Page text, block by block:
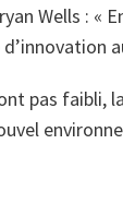
Wells : «
pas faibli,